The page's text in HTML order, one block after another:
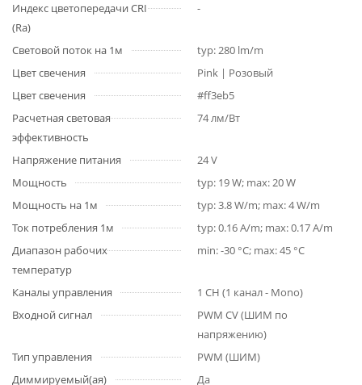
Индекс цветопередачи CRI
(Ra)
-
Световой поток на 1м
typ: 280 lm/m
Цвет свечения
Pink | Розовый
Цвет свечения
#ff3eb5
Расчетная световая
эффективность
74 лм/Вт
Напряжение питания
24 V
Мощность
typ: 19 W; max: 20 W
Мощность на 1м
typ: 3.8 W/m; max: 4 W/m
Ток потребления 1м
typ: 0.16 A/m; max: 0.17 A/m
Диапазон рабочих
температур
min: -30 °C; max: 45 °C
Каналы управления
1 CH (1 канал - Mono)
Входной сигнал
PWM СV (ШИМ по
напряжению)
Тип управления
PWM (ШИМ)
Диммируемый(ая)
Да